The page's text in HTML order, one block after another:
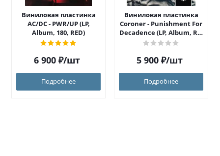
Виниловая пластинка
AC/DC - PWR/UP (LP,
Album, 180, RED)
6 900₽/шт
Подробнее
Виниловая пластинка
Coroner - Punishment For
Decadence (LP, Album, RE,
RM)
5 900₽/шт
Подробнее